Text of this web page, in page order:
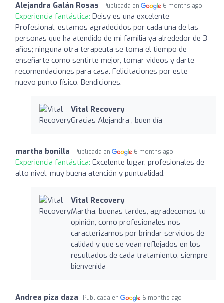
Alejandra Galán Rosas Publicada en 6 months ago
Experiencia fantástica: Deisy es una excelente
Profesional, estamos agradecidos por cada una de las
personas que ha atendido de mi familia ya alrededor de 3
años; ninguna otra terapeuta se toma el tiempo de
enseñarte como sentirte mejor, tomar videos y darte
recomendaciones para casa. Felicitaciones por este
nuevo punto físico. Bendiciones.
Vital Recovery
Gracias Alejandra , buen día
martha bonilla Publicada en 6 months ago
Experiencia fantástica: Excelente lugar, profesionales de
alto nivel, muy buena atención y puntualidad.
Vital Recovery
Martha, buenas tardes, agradecemos tu
opinión, como profesionales nos
caracterizamos por brindar servicios de
calidad y que se vean reflejados en los
resultados de cada tratamiento, siempre
bienvenida
Andrea piza daza Publicada en 6 months ago